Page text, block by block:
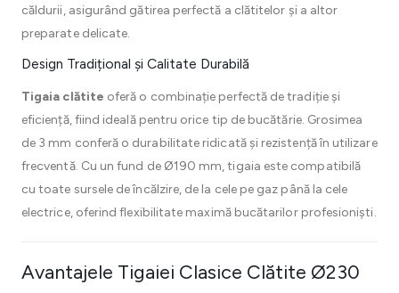
căldurii, asigurând gătirea perfectă a clătitelor și a altor
preparate delicate.
Design Tradițional și Calitate Durabilă
Tigaia clătite oferă o combinație perfectă de tradiție și
eficiență, fiind ideală pentru orice tip de bucătărie. Grosimea
de 3 mm conferă o durabilitate ridicată și rezistență în utilizare
frecventă. Cu un fund de Ø190 mm, tigaia este compatibilă
cu toate sursele de încălzire, de la cele pe gaz până la cele
electrice, oferind flexibilitate maximă bucătarilor profesioniști.
Avantajele Tigaiei Clasice Clătite Ø230